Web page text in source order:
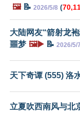
🖼️📝 2026/5/8 (
大陆网友“箭射龙
噩梦 🖼️▶️ 📝 2026/5/7
天下奇谭 (555) 洛
立夏吹西南风与北